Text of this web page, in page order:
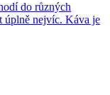
do různých
úplně nejvíc. Káva je